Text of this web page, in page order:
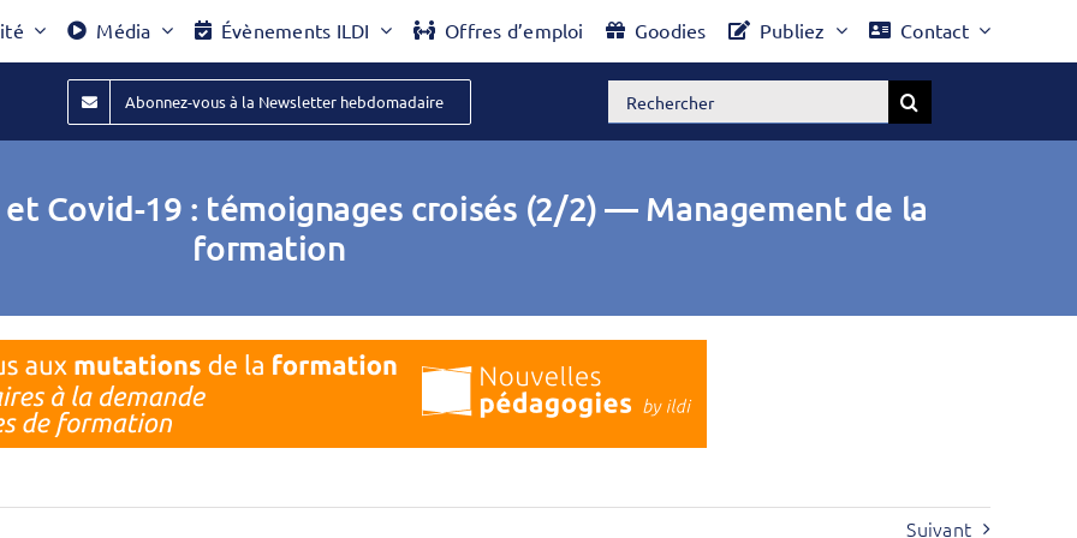
Média Évènements ILDI Offres d’emploi Goodies Publiez Contact
Abonnez-vous à la Newsletter hebdomadaire Rechercher:
Covid-19 : témoignages croisés (2/2) — Management de la
formation
Suivant